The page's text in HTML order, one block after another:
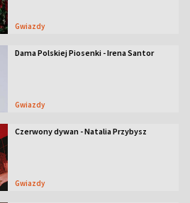
Gwiazdy
Dama Polskiej Piosenki - Irena Santor
Gwiazdy
Czerwony dywan - Natalia Przybysz
Gwiazdy